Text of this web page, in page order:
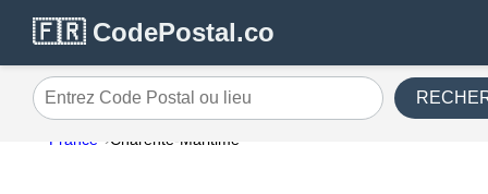
🇫🇷 CodePostal.co
Entrez Code Postal ou lieu
France Charente-Maritime